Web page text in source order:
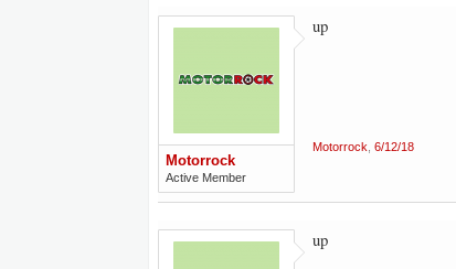
Motorrock
Active Member
up
Motorrock 6/12/18
up